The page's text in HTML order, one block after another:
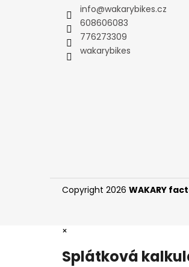
info@wakarybikes.cz
608606083
776273309
wakarybikes
Copyright 2026 WAKARY
×
Splátková